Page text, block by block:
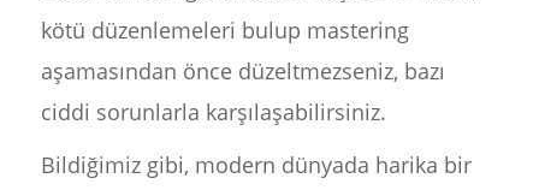
kötü düzenlemeleri bulup mastering
aşamasından önce düzeltmezseniz, bazı
ciddi sorunlarla karşılaşabilirsiniz.
Bildiğimiz gibi, modern dünyada harika bir